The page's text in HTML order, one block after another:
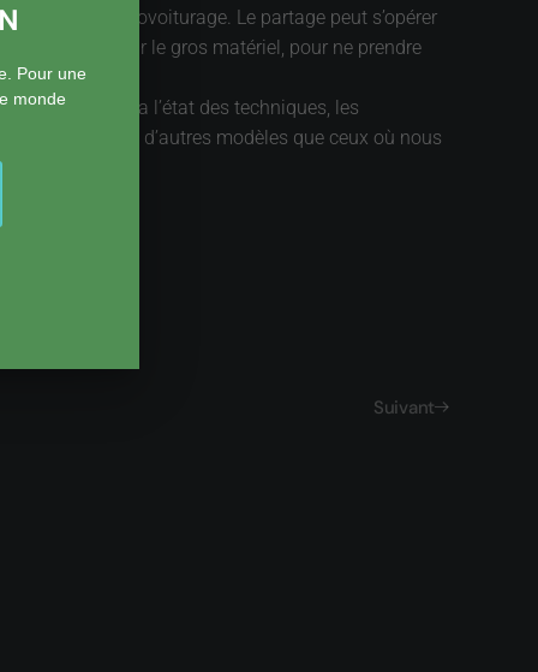
formes, covoiturage. Le partage peut s’opérer
pour le gros matériel, pour ne prendre
facteurs. Il y a l’état des techniques, les
La recherche d’autres modèles que ceux où nous
Suivant
Pour une
monde